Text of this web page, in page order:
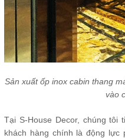
Sản xuất ốp inox cabin thang
vào
Tại S-House Decor, chúng
khách hàng chính là động